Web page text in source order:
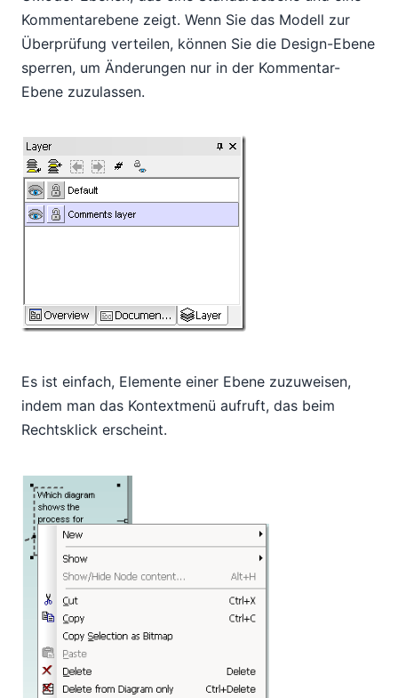
Kommentarebene zeigt. Wenn Sie das Modell zur
Überprüfung verteilen, können Sie die Design-Ebene
sperren, um Änderungen nur in der Kommentar-
Ebene zuzulassen.
Es ist einfach, Elemente einer Ebene zuzuweisen,
indem man das Kontextmenü aufruft, das beim
Rechtsklick erscheint.